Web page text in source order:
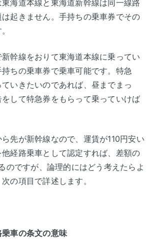
海道本線と東海道新幹線は同一線路
起きません。手持ちの乗車券でその
幹線をおりて東海道本線に乗ってい
持ちの乗車券で乗車可能です。特急
ていきたいのであれば、昼までまっ
して特急券をもらって乗っていけば
先が新幹線なので、運賃が110円安い
経路乗車として認定すれば、差額の
のですが、論理的にはどう考えたらよ
の項目で詳述します。
車の条文の意味